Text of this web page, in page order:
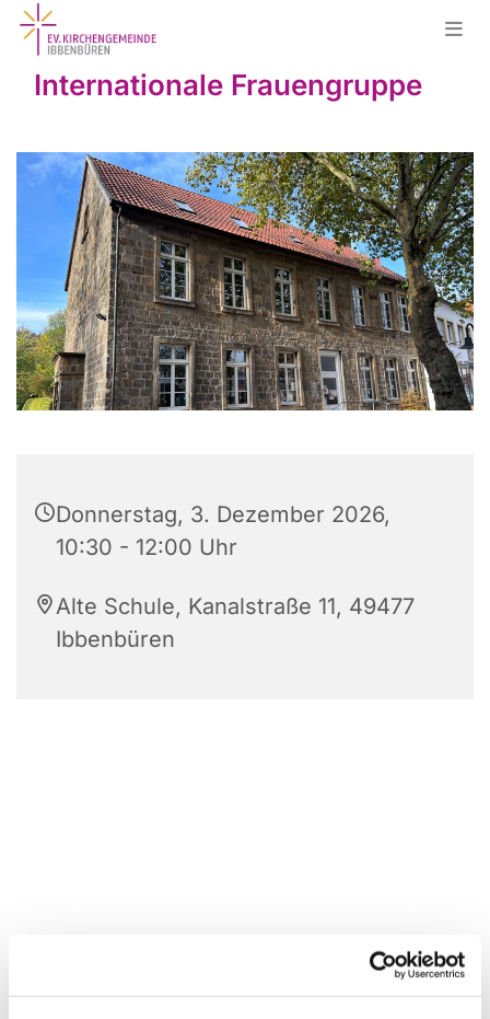
Internationale Frauengruppe
Donnerstag, 3. Dezember 2026,
10:30 - 12:00 Uhr
Alte Schule, Kanalstraße 11, 49477
Ibbenbüren